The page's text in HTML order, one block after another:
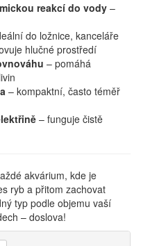
reakcí do vody –
do ložnice, kanceláře
hlučné prostředí
– pomáhá
– kompaktní, často téměř
– funguje čistě
akvárium, kde je
ryb a přitom zachovat
typ podle objemu vaší
– doslova!